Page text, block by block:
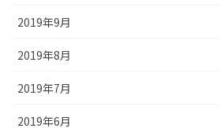
2019年9月
2019年8月
2019年7月
2019年6月